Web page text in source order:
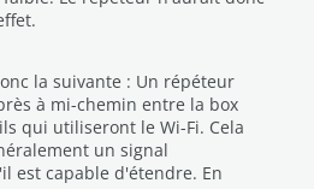
la suivante : Un répéteur
à mi-chemin entre la box
qui utiliseront le Wi-Fi. Cela
un signal
est capable d'étendre. En